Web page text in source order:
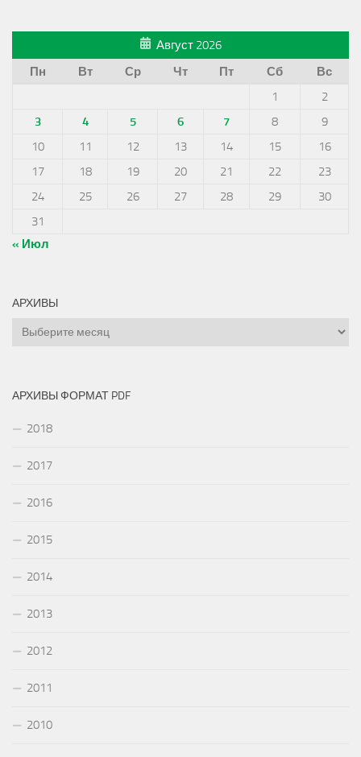
Август 2026
Пн
Вт Ср Чт Пт Сб
Вс
1
2
3
4 5 6 7 8
9
10
11 12 13 14 15
16
17
18 19 20 21 22
23
24
25 26 27 28 29
30
31
« Июл
АРХИВЫ
Архивы
АРХИВЫ ФОРМАТ PDF
2018
2017
2016
2015
2014
2013
2012
2011
2010